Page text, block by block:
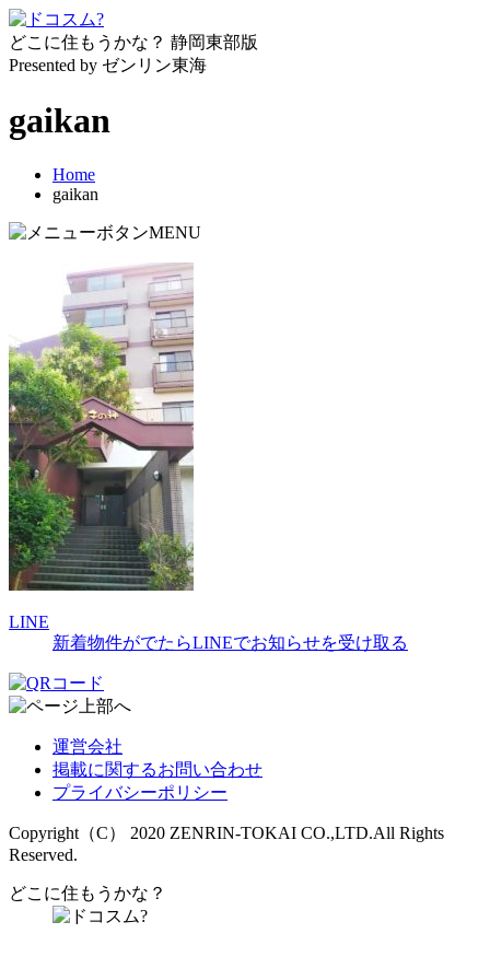
どこに住もうかな？ 静岡東部版
Presented by ゼンリン東海
gaikan
Home
gaikan
MENU
LINE
新着物件がでたらLINEでお知らせを受け取る
運営会社
掲載に関するお問い合わせ
プライバシーポリシー
Copyright（C） 2020 ZENRIN-TOKAI CO.,LTD.All Rights
Reserved.
どこに住もうかな？